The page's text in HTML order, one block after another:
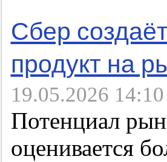
Сбер
продукт на
19.05.2026 14:10
Потенциал
оценивается